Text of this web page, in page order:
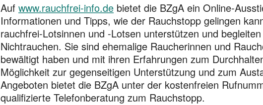
Auf www.rauchfrei-info.de bietet die BZgA ein Online-
Informationen und Tipps, wie der Rauchstopp gelingen
rauchfrei-Lotsinnen und -Lotsen unterstützen und
Nichtrauchen. Sie sind ehemalige Raucherinnen und
bewältigt haben und mit ihren Erfahrungen zum
Möglichkeit zur gegenseitigen Unterstützung und zum
Angeboten bietet die BZgA unter der kostenfreien
qualifizierte Telefonberatung zum Rauchstopp.